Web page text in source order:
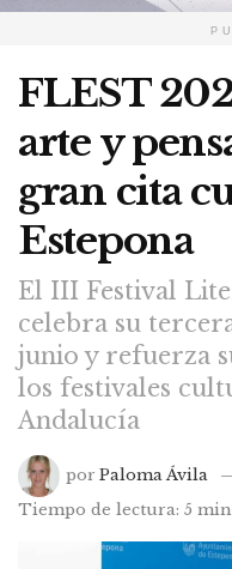
FLEST
arte y
gran cita
Estepona
El III Festival
celebra su
junio y refuerza
los festivales
Andalucía
por Paloma Ávila
Tiempo de lectura: 5